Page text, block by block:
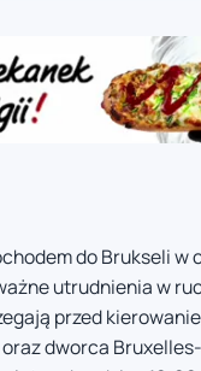
do Brukseli w
utrudnienia w
przed
dworca